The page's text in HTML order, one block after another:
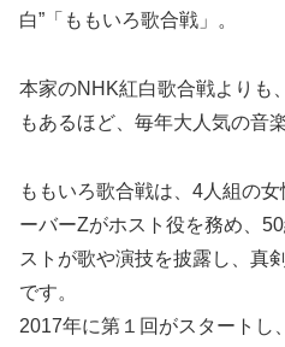
白”「ももいろ歌合戦」。
本家のNHK紅白歌合戦よりも
もあるほど、毎年大人気の音
ももいろ歌合戦は、4人組の
ーバーZがホスト役を務め、
ストが歌や演技を披露し、真
です。
2017年に第１回がスタートし